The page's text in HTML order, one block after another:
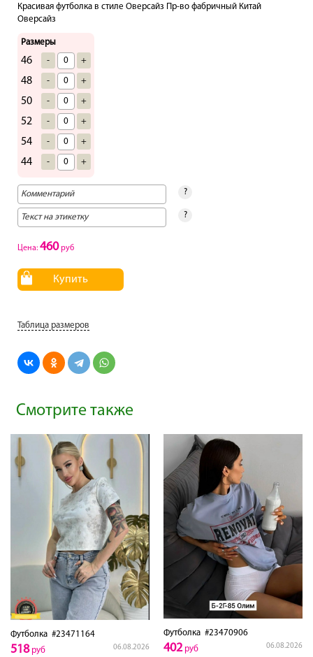
Красивая футболка в стиле Оверсайз Пр-во фабричный Китай
Оверсайз
Размеры
46 - +
48 - +
50 - +
52 - +
54 - +
44 - +
?
?
Цена: 460руб
Купить
Таблица размеров
Смотрите также
Футболка #23471164
06.08.2026
518руб
Футболка #23470906
06.08.2026
402руб